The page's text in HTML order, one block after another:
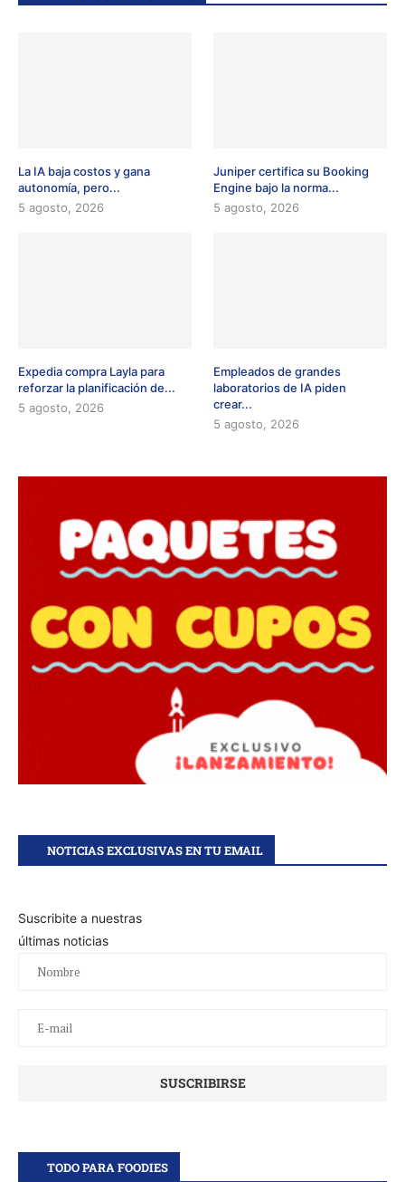
La IA baja costos y gana
autonomía, pero...
5 agosto, 2026
Juniper certifica su Booking
Engine bajo la norma...
5 agosto, 2026
Expedia compra Layla para
reforzar la planificación de...
5 agosto, 2026
Empleados de grandes
laboratorios de IA piden
crear...
5 agosto, 2026
NOTICIAS EXCLUSIVAS EN TU EMAIL
Suscribite a nuestras
últimas noticias
TODO PARA FOODIES